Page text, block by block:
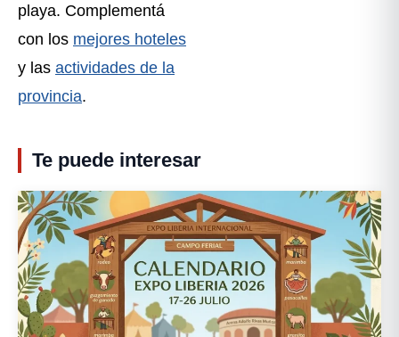
playa. Complementá
con los mejores hoteles
y las actividades de la
provincia.
Te puede interesar